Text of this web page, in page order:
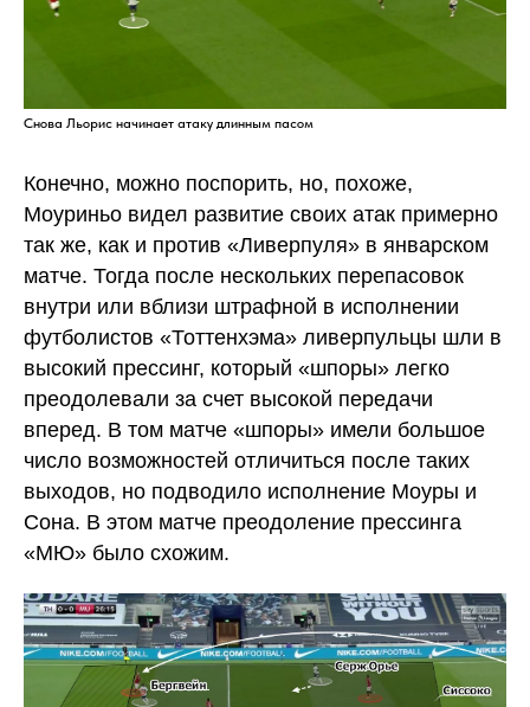
Снова Льорис начинает атаку длинным пасом
Конечно, можно поспорить, но, похоже,
Моуриньо видел развитие своих атак примерно
так же, как и против «Ливерпуля» в январском
матче. Тогда после нескольких перепасовок
внутри или вблизи штрафной в исполнении
футболистов «Тоттенхэма» ливерпульцы шли в
высокий прессинг, который «шпоры» легко
преодолевали за счет высокой передачи
вперед. В том матче «шпоры» имели большое
число возможностей отличиться после таких
выходов, но подводило исполнение Моуры и
Сона. В этом матче преодоление прессинга
«МЮ» было схожим.